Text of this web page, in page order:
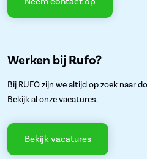
Werken bij Rufo?
Bij RUFO zijn we altijd op zoek naar
Bekijk al onze vacatures.
Bekijk vacatures